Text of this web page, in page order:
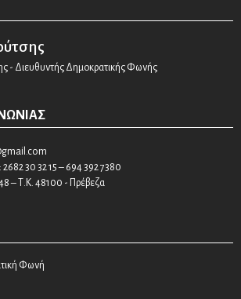
- Διευθυντής Δημοκρατικής Φωνής
30 32 15 – 694 392 7380
– Τ.Κ. 48100 - Πρέβεζα
Φωνή